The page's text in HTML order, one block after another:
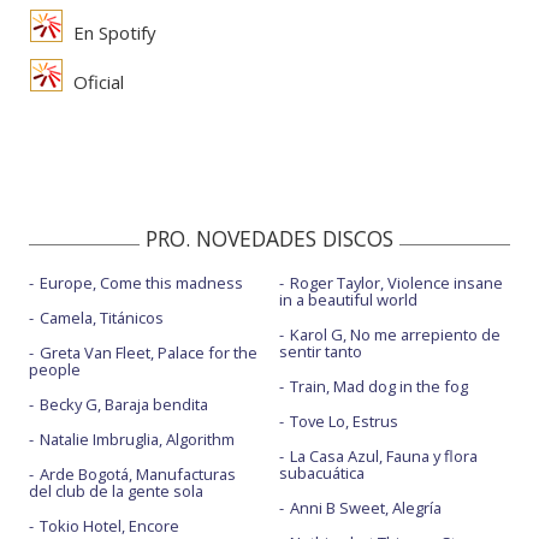
En Spotify
Oficial
PRO. NOVEDADES DISCOS
Europe, Come this madness
Camela, Titánicos
Greta Van Fleet, Palace for the
people
Becky G, Baraja bendita
Natalie Imbruglia, Algorithm
Arde Bogotá, Manufacturas
del club de la gente sola
Tokio Hotel, Encore
Roger Taylor, Violence insane
in a beautiful world
Karol G, No me arrepiento de
sentir tanto
Train, Mad dog in the fog
Tove Lo, Estrus
La Casa Azul, Fauna y flora
subacuática
Anni B Sweet, Alegría